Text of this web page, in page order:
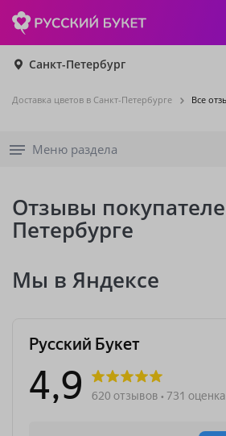
Санкт-Петербург
Доставка цветов в Санкт-Петербурге Все
Меню раздела
Отзывы
Петербурге
Мы в Яндексе